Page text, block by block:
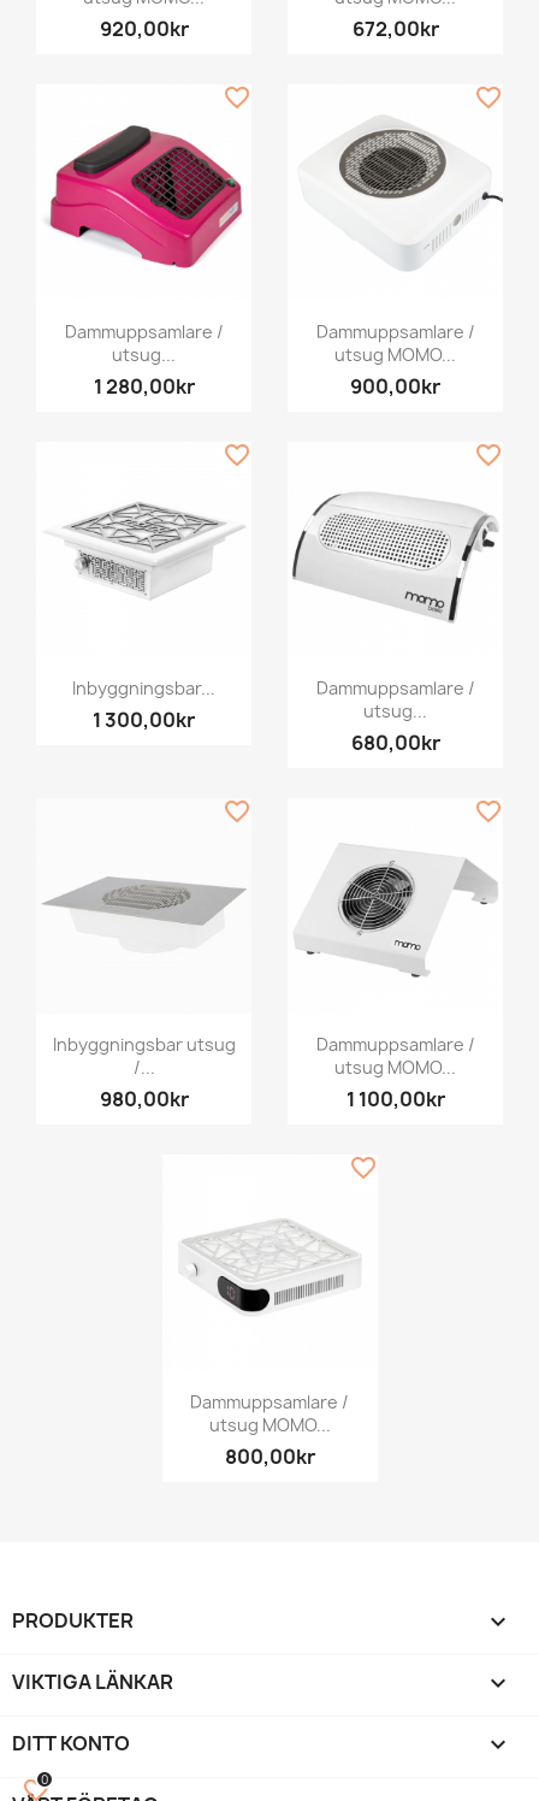
920,00kr 672,00kr
Dammuppsamlare /
utsug...
1 280,00kr
favorite_border
Dammuppsamlare /
utsug MOMO...
900,00kr
favorite_border
Inbyggningsbar...
1 300,00kr
favorite_border
Dammuppsamlare /
utsug...
680,00kr
favorite_border
Inbyggningsbar utsug
/...
980,00kr
favorite_border
Dammuppsamlare /
utsug MOMO...
1 100,00kr
favorite_border
Dammuppsamlare /
utsug MOMO...
800,00kr
favorite_border
PRODUKTER 
VIKTIGA LÄNKAR 
DITT KONTO 
favorite_border
0